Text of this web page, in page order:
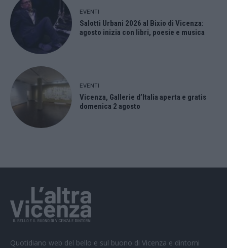
EVENTI
Salotti Urbani 2026 al Bixio di Vicenza:
agosto inizia con libri, poesie e musica
EVENTI
Vicenza, Gallerie d’Italia aperta e gratis
domenica 2 agosto
Quotidiano web del bello e sul buono di Vicenza e dintorni